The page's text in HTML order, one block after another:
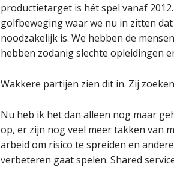
productietarget is hét spel vanaf
golfbeweging waar we nu in zitten
noodzakelijk is. We hebben de
hebben zodanig slechte opleidingen
Wakkere partijen zien dit in. Zij
Nu heb ik het dan alleen nog maar
op, er zijn nog veel meer takken van
arbeid om risico te spreiden en
verbeteren gaat spelen. Shared